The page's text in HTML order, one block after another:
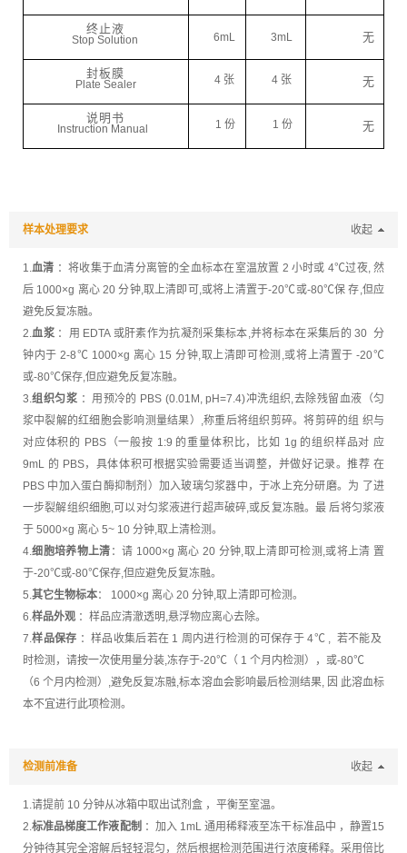
终止液
Stop Solution 6mL 3mL 无
封板膜
Plate Sealer 4 张 4 张 无
说明书
Instruction Manual 1 份 1 份 无
样本处理要求 收起
1.血清 ：将收集于血清分离管的全血标本在室温放置 2 小时或 4℃过夜, 然
后 1000×g 离心 20 分钟,取上清即可,或将上清置于-20℃或-80℃保 存,但应
避免反复冻融。
2.血浆 ：用 EDTA 或肝素作为抗凝剂采集标本,并将标本在采集后的 30 分
钟内于 2-8℃ 1000×g 离心 15 分钟,取上清即可检测,或将上清置于 -20℃
或-80℃保存,但应避免反复冻融。
3.组织匀浆 ：用预冷的 PBS (0.01M, pH=7.4)冲洗组织,去除残留血液（匀
浆中裂解的红细胞会影响测量结果）,称重后将组织剪碎。将剪碎的组 织与
对应体积的 PBS（一般按 1:9 的重量体积比，比如 1g 的组织样品对 应
9mL 的 PBS，具体体积可根据实验需要适当调整，并做好记录。推荐 在
PBS 中加入蛋白酶抑制剂）加入玻璃匀浆器中，于冰上充分研磨。为 了进
一步裂解组织细胞,可以对匀浆液进行超声破碎,或反复冻融。最 后将匀浆液
于 5000×g 离心 5~ 10 分钟,取上清检测。
4.细胞培养物上清 ：请 1000×g 离心 20 分钟,取上清即可检测,或将上清 置
于-20℃或-80℃保存,但应避免反复冻融。
5.其它生物标本： 1000×g 离心 20 分钟,取上清即可检测。
6.样品外观 ：样品应清澈透明,悬浮物应离心去除。
7.样品保存 ：样品收集后若在 1 周内进行检测的可保存于 4℃ , 若不能及
时检测，请按一次使用量分装,冻存于-20℃（ 1 个月内检测），或-80℃
（6 个月内检测）,避免反复冻融,标本溶血会影响最后检测结果, 因 此溶血标
本不宜进行此项检测。
检测前准备 收起
1.请提前 10 分钟从冰箱中取出试剂盒 ，平衡至室温。
2.标准品梯度工作液配制 ：加入 1mL 通用稀释液至冻干标准品中 ，静置15
分钟待其完全溶解后轻轻混匀，然后根据检测范围进行浓度稀释。采用倍比